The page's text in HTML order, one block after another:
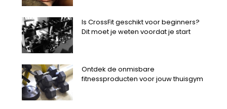
Is CrossFit geschikt voor beginners?
Dit moet je weten voordat je start
Ontdek de onmisbare
fitnessproducten voor jouw thuisgym